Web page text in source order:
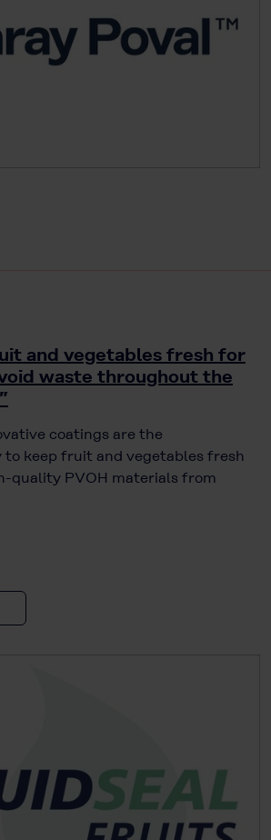
and vegetables fresh for
waste throughout the
coatings are the
to keep fruit and vegetables fresh
quality PVOH materials from